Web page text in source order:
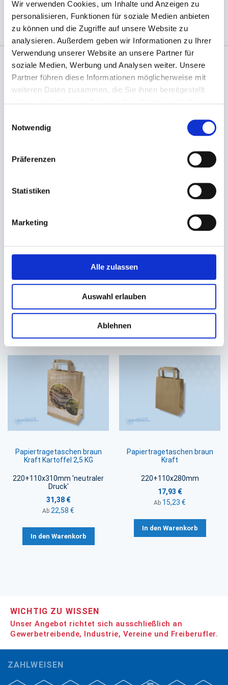
Wir verwenden Cookies, um Inhalte und Anzeigen zu
personalisieren, Funktionen für soziale Medien anbieten
zu können und die Zugriffe auf unsere Website zu
analysieren. Außerdem geben wir Informationen zu Ihrer
Verwendung unserer Website an unsere Partner für
soziale Medien, Werbung und Analysen weiter. Unsere
Partner führen diese Informationen möglicherweise mit
weiteren Daten zusammen, die Sie ihnen bereitgestellt
Notwendig
Präferenzen
Statistiken
Marketing
Alle zulassen
Auswahl erlauben
Ablehnen
(Abb. evtl. ähnlich, ggf. ohne Dekoration)
Angaben zur Informationspflichten der GPSR
Produktsicherheitsverordnung:packpack.de GmbH, Am
interessiert sein
Papiertragetaschen braun
Kraft
22,60 €
Papiertragetaschen braun
Kraft
16,38 €
Papiertragetaschen braun
Kraft Kartoffel 2,5 KG
220+110x310mm 'neutraler
Druck'
31,38 €
Ab 22,58 €
In den Warenkorb
Papiertragetaschen braun
Kraft
220+110x280mm
17,93 €
Ab 15,23 €
In den Warenkorb
WICHTIG ZU WISSEN
Unser Angebot richtet sich ausschließlich an
Gewerbetreibende, Industrie, Vereine und Freiberufler.
ZAHLWEISEN